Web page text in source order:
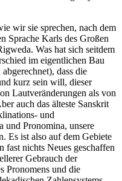
wir sie sprechen, nach dem
Sprache Karls des Großen
Was hat sich seitdem
im eigentlichen Bau
dass die
kurz sein will, dieser
Lautveränderungen als von
auch das älteste Sanskrit
und
und Pronomina, unsere
Es ist also auf dem Gebiete
fast nichts Neues geschaffen
Gebrauch der
Pronomens und die